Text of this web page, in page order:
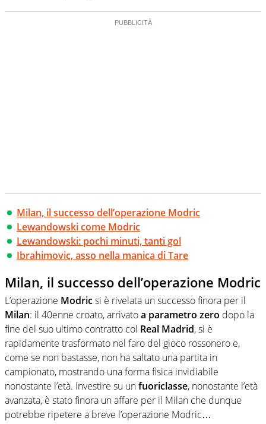
Milan, il successo dell’operazione Modric
Lewandowski come Modric
Lewandowski: pochi minuti, tanti gol
Ibrahimovic, asso nella manica di Tare
Milan, il successo dell’operazione Modric
L’operazione Modricsi è rivelata un successo finora per il
Milan: il 40enne croato, arrivatoa parametro zero dopo la
fine del suo ultimo contratto col Real Madrid, si è
rapidamente trasformato nel faro del gioco rossonero e,
come se non bastasse, non ha saltato una partita in
campionato, mostrando una forma fisica invidiabile
nonostante l’età. Investire su unfuoriclasse, nonostante l’età
avanzata, è stato finora un affare per il Milan che dunque
potrebbe ripetere a breve l’operazione Modric…